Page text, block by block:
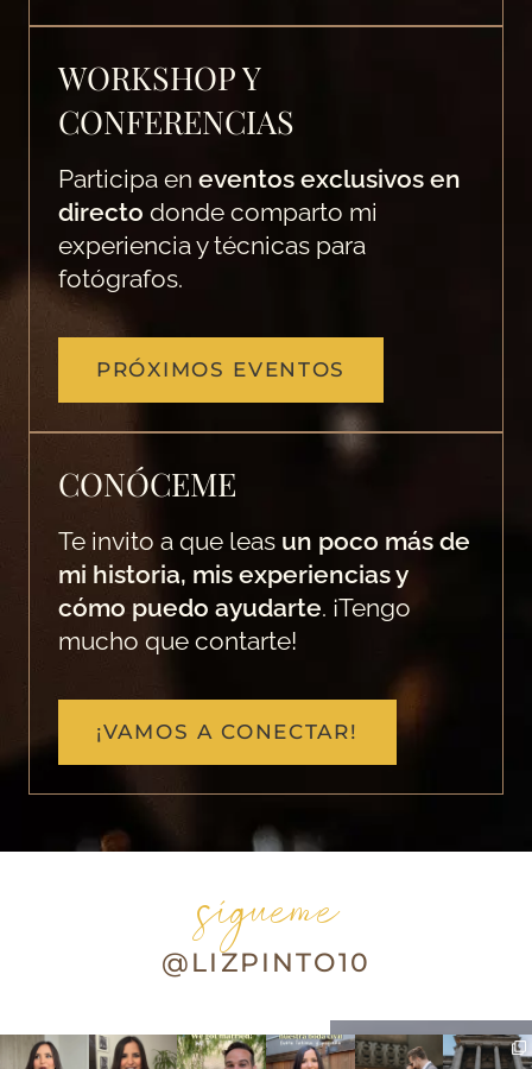
WORKSHOP Y
CONFERENCIAS
Participa en eventos exclusivos en
directo donde comparto mi
experiencia y técnicas para
fotógrafos.
PRÓXIMOS EVENTOS
CONÓCEME
Te invito a que leas un poco más de
mi historia, mis experiencias y
cómo puedo ayudarte. ¡Tengo
mucho que contarte!
¡VAMOS A CONECTAR!
sígueme
@LIZPINTO10